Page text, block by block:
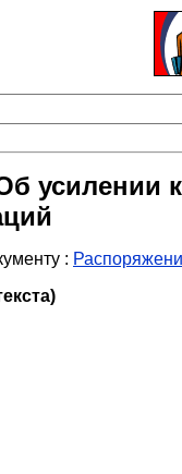
усилении
: